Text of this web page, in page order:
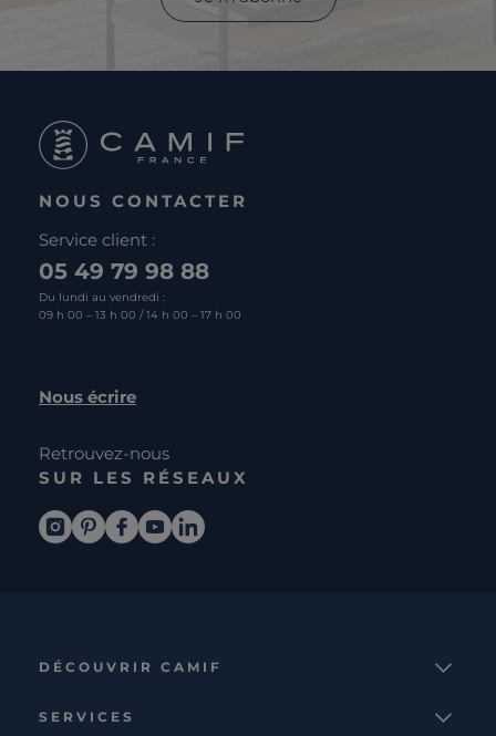
NOUS CONTACTER
Service client :
05 49 79 98 88
Du lundi au vendredi :
09 h 00 – 13 h 00 / 14 h 00 – 17 h 00
Nous écrire
Retrouvez-nous
SUR LES RÉSEAUX
DÉCOUVRIR CAMIF
SERVICES